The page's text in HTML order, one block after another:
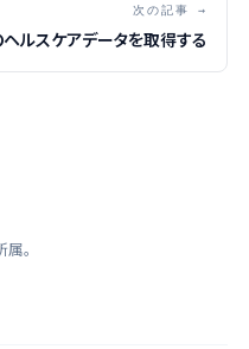
次の記事 →
ルスケアデータを取得する
。